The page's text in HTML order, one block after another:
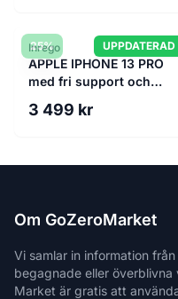
UPPDATERAD
25%
Inrego
APPLE IPHONE 13 PRO
med fri support och
3 499 kr
Om GoZeroMarket
Vi samlar in information
begagnade eller överblivna
Market är gratis att